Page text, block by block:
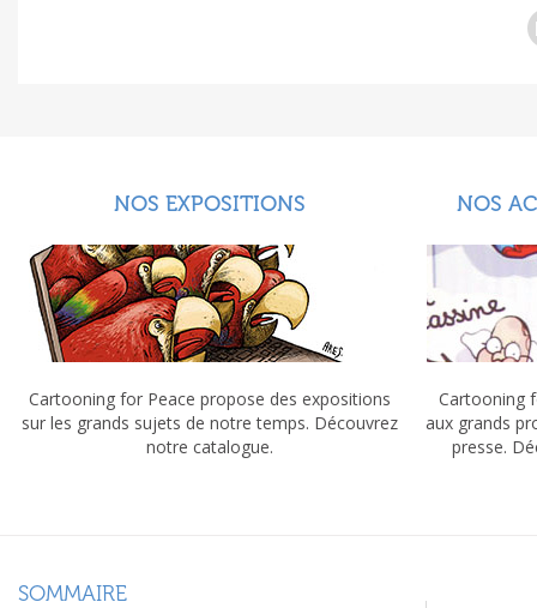
NOS EXPOSITIONS
Cartooning for Peace propose des expositions
sur les grands sujets de notre temps. Découvrez
notre catalogue.
NOS
Cartooning
aux grands
presse.
SOMMAIRE